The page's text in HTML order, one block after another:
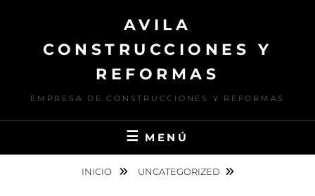
AVILA
CONSTRUCCIONES Y
REFORMAS
EMPRESA DE CONSTRUCCIONES Y REFORMAS
MENÚ
INICIO UNCATEGORIZED